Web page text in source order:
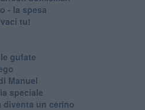
- la spesa
tu!
gufate
Manuel
speciale
diventa un cerino